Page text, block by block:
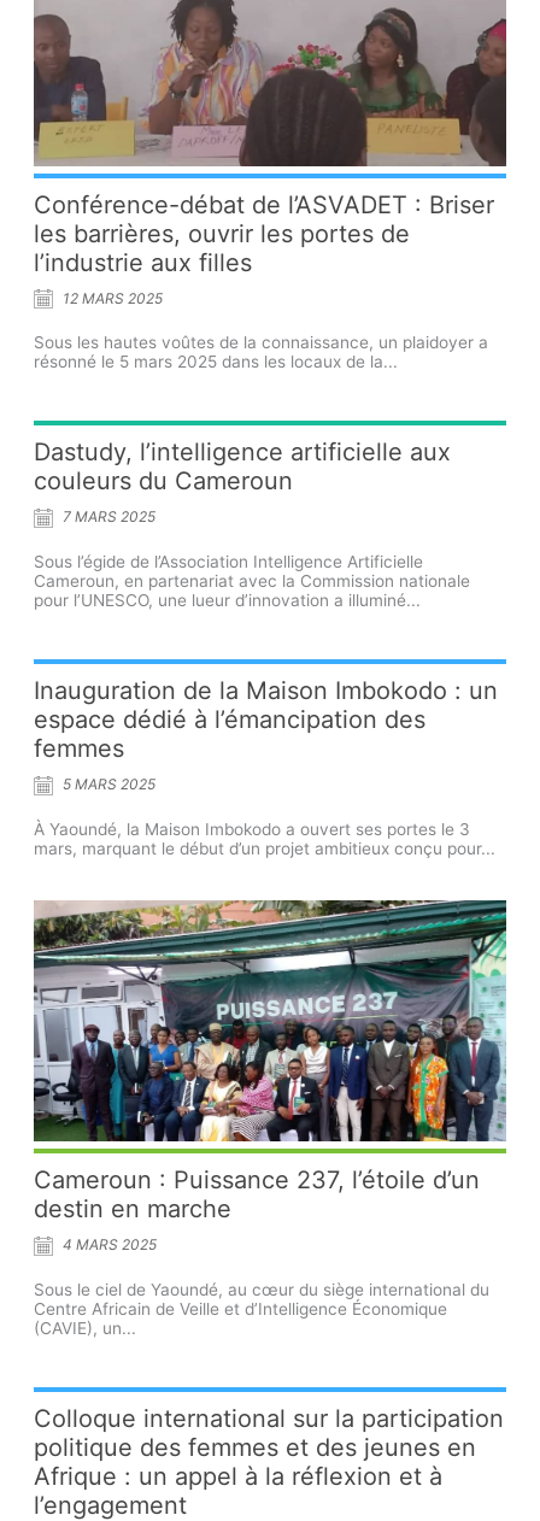
Conférence-débat de l’ASVADET : Briser
les barrières, ouvrir les portes de
l’industrie aux filles
12 MARS 2025
Sous les hautes voûtes de la connaissance, un plaidoyer a
résonné le 5 mars 2025 dans les locaux de la...
Dastudy, l’intelligence artificielle aux
couleurs du Cameroun
7 MARS 2025
Sous l’égide de l’Association Intelligence Artificielle
Cameroun, en partenariat avec la Commission nationale
pour l’UNESCO, une lueur d’innovation a illuminé...
Inauguration de la Maison Imbokodo : un
espace dédié à l’émancipation des
femmes
5 MARS 2025
À Yaoundé, la Maison Imbokodo a ouvert ses portes le 3
mars, marquant le début d’un projet ambitieux conçu pour...
Cameroun : Puissance 237, l’étoile d’un
destin en marche
4 MARS 2025
Sous le ciel de Yaoundé, au cœur du siège international du
Centre Africain de Veille et d’Intelligence Économique
(CAVIE), un...
Colloque international sur la participation
politique des femmes et des jeunes en
Afrique : un appel à la réflexion et à
l’engagement